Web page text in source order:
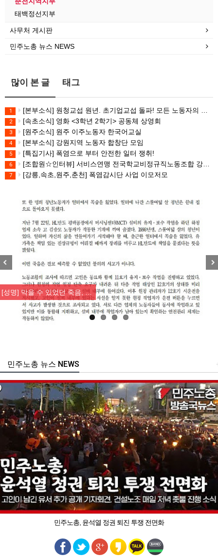
태백정선지부
사무처 게시판
민주노총 뉴스 NEWS
많이 본 글 태그
1 [본부소식] 원청교섭 원년. 초기업교섭 돌파! 모든 노동자의 노동기본권 쟁취! 민주노총 7.15 총파업대회
2 [속초소식] 영화 <3학년 2학기> 공동체 상영회
3 [원주소식] 원주 이주노동자 한국어교실
4 [본부소식] 강원지역 노동자 합창단 모임
5 [특집기사] 폭염으로 부터 안전한 일터 쟁취!
6 [조합원☆인터뷰] 서비스연맹 전국학교비정규직노동조합 강원지부 김유미 춘천지회장
7 [강릉,속초,원주,춘천] 폭염감시단 사업 이모저모
[성명] 막을 수 있었던 죽음, …
주노총 뉴스 NEWS
민주노총, 윤석열 정권 퇴진 투쟁 전면화